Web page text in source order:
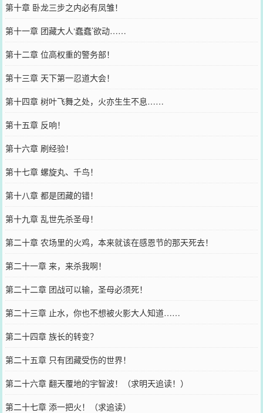
第十章 卧龙三步之内必有凤雏！
第十一章 团藏大人‘蠢蠢’欲动……
第十二章 位高权重的警务部！
第十三章 天下第一忍道大会！
第十四章 树叶飞舞之处，火亦生生不息……
第十五章 反响！
第十六章 刷经验！
第十七章 螺旋丸、千鸟！
第十八章 都是团藏的错！
第十九章 乱世先杀圣母！
第二十章 农场里的火鸡，本来就该在感恩节的那天死去！
第二十一章 来，来杀我啊！
第二十二章 团战可以输，圣母必须死！
第二十三章 止水，你也不想被火影大人知道……
第二十四章 族长的转变？
第二十五章 只有团藏受伤的世界！
第二十六章 翻天覆地的宇智波！（求明天追读！）
第二十七章 添一把火！（求追读）